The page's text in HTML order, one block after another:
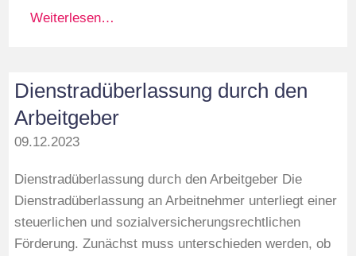
Weiterlesen…
Dienstradüberlassung durch den
Arbeitgeber
09.12.2023
Dienstradüberlassung durch den Arbeitgeber Die
Dienstradüberlassung an Arbeitnehmer unterliegt einer
steuerlichen und sozialversicherungsrechtlichen
Förderung. Zunächst muss unterschieden werden, ob